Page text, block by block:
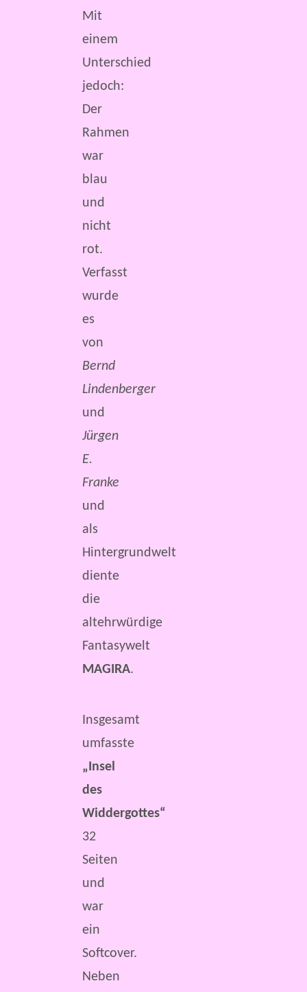
Mit
einem
Unterschied
jedoch:
Der
Rahmen
war
blau
und
nicht
rot.
Verfasst
wurde
es
von
Bernd
Lindenberger
und
Jürgen
E.
Franke
und
als
Hintergrundwelt
diente
die
altehrwürdige
Fantasywelt
MAGIRA.
Insgesamt
umfasste
„Insel
des
Widdergottes“
32
Seiten
und
war
ein
Softcover.
Neben